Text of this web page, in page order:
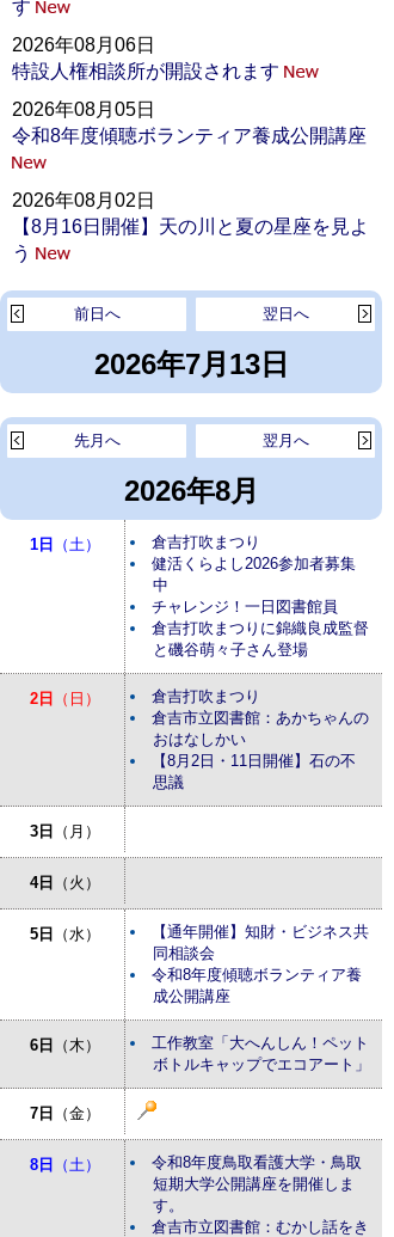
す
2026年08月06日
特設人権相談所が開設されます
2026年08月05日
令和8年度傾聴ボランティア養成公開講座
2026年08月02日
【8月16日開催】天の川と夏の星座を見よ
う
2026年7月13日
翌日へ
前日へ
2026年8月
翌月へ
先月へ
1日 （土）
倉吉打吹まつり
健活くらよし2026参加者募集
中
チャレンジ！一日図書館員
倉吉打吹まつりに錦織良成監督
と磯谷萌々子さん登場
2日 （日）
倉吉打吹まつり
倉吉市立図書館：あかちゃんの
おはなしかい
【8月2日・11日開催】石の不
思議
3日 （月）
4日 （火）
5日 （水）
【通年開催】知財・ビジネス共
同相談会
令和8年度傾聴ボランティア養
成公開講座
6日 （木）
工作教室「大へんしん！ペット
ボトルキャップでエコアート」
7日 （金）
8日 （土）
令和8年度鳥取看護大学・鳥取
短期大学公開講座を開催しま
す。
倉吉市立図書館：むかし話をき